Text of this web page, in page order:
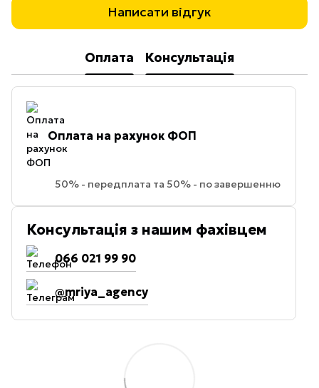
Написати відгук
Оплата Консультація
Оплата на рахунок ФОП
50% - передплата та 50% - по завершенню
Консультація з нашим фахівцем
066 021 99 90
@mriya_agency